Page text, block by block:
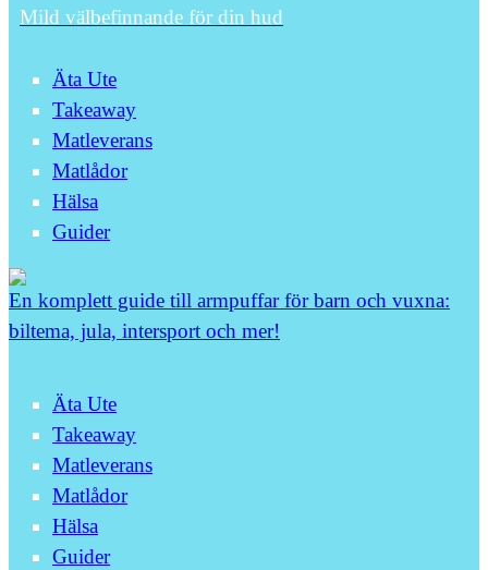
Mild välbefinnande för din hud
Äta Ute
Takeaway
Matleverans
Matlådor
Hälsa
Guider
En komplett guide till armpuffar för barn och vuxna:
biltema, jula, intersport och mer!
Äta Ute
Takeaway
Matleverans
Matlådor
Hälsa
Guider